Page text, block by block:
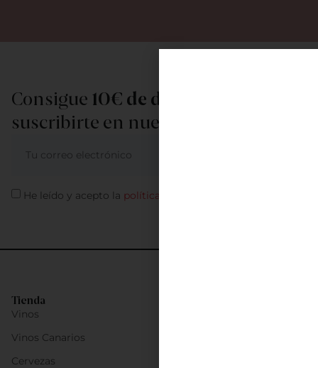
Tienda
Vinos
Vinos Canarios
Cervezas
Consigue 10€ de descuento
suscribirte en nuestra newsletter
He leído y acepto la política de privacidad